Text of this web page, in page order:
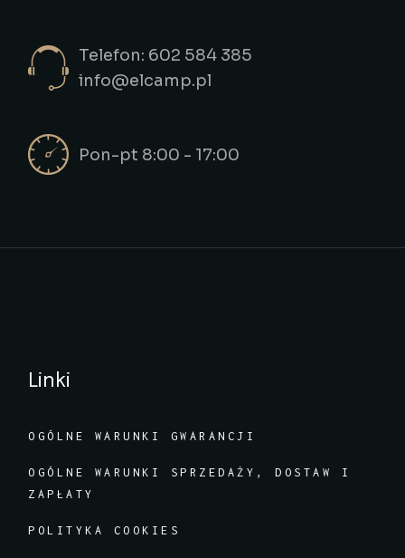
Telefon: 602 584 385
info@elcamp.pl
Pon-pt 8:00 - 17:00
Linki
OGÓLNE WARUNKI GWARANCJI
OGÓLNE WARUNKI SPRZEDAŻY, DOSTAW I
ZAPŁATY
POLITYKA COOKIES